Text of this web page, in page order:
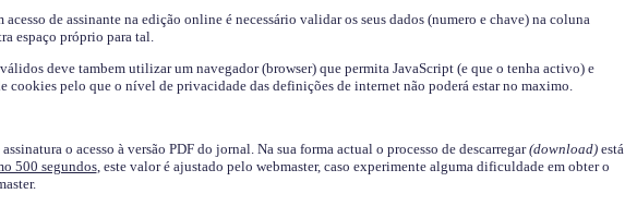
acesso de assinante na edição online é necessário validar os seus dados (numero e chave) na coluna
espaço próprio para tal.
deve tambem utilizar um navegador (browser) que permita JavaScript (e que o tenha activo) e
cookies pelo que o nível de privacidade das definições de internet não poderá estar no maximo.
o acesso à versão PDF do jornal. Na sua forma actual o processo de descarregar(download)está
500 segundos, este valor é ajustado pelo webmaster, caso experimente alguma dificuldade em obter o